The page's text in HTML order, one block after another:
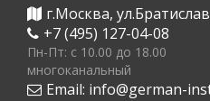
г.Москва,
+7 (495) 127-04-08
Пн-Пт: c 10.00 до 18.00
многоканальный
Email: info@german-